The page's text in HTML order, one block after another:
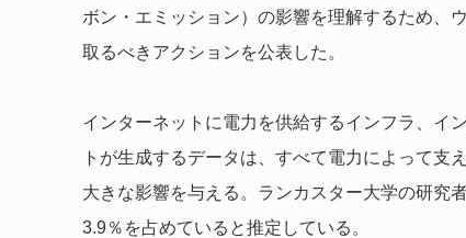
ボン・エミッション）の影響を理解するため、
取るべきアクションを公表した。
インターネットに電力を供給するインフラ、イ
トが生成するデータは、すべて電力によって支
大きな影響を与える。ランカスター大学の研究
3.9％を占めていると推定している。